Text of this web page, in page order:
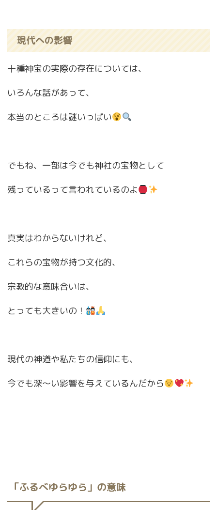
現代への影響
十種神宝の実際の存在については、
いろんな話があって、
本当のところは謎いっぱい
でもね、一部は今でも神社の宝物として
残っているって言われているのよ
真実はわからないけれど、
これらの宝物が持つ文化的、
宗教的な意味合いは、
とっても大きいの！
現代の神道や私たちの信仰にも、
今でも深〜い影響を与えているんだから
「ふるべゆらゆら」の意味